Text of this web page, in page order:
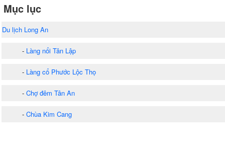
Mục lục
Du lịch Long An
- Làng nổi Tân Lập
- Làng cổ Phước Lộc Thọ
- Chợ đêm Tân An
- Chùa Kim Cang